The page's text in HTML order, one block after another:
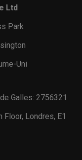
Ltd
Park
Uni
Galles: 2756321
Londres, E1